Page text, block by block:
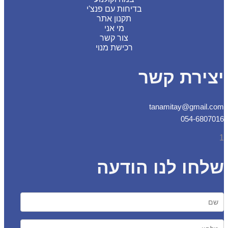
בדיחות עם פנצ'י
תקנון אתר
מי אני
צור קשר
רכישת מנוי
קשר
054-
לנו הודעה